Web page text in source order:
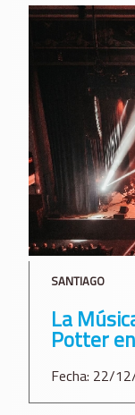
SANTIAGO
La
Potter
Fecha: 22/